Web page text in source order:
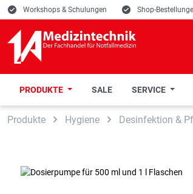
Zur Suche springen
Zur Hauptnavigation springen
E Workshops & Schulungen E Shop-
PRODUKTE SALE SERVICE
Produkte Hygiene Desinfektion &